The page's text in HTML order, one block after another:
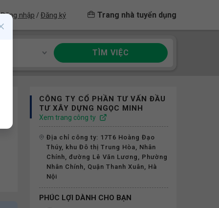
Đăng nhập / Đăng ký Trang nhà tuyển dụng
TÌM VIỆC
CÔNG TY CỔ PHẦN TƯ VẤN ĐẦU
TƯ XÂY DỰNG NGỌC MINH
Xem trang công ty
Địa chỉ công ty: 17T6 Hoàng Đạo
Thúy, khu Đô thị Trung Hòa, Nhân
Chính, đường Lê Văn Lương, Phường
Nhân Chính, Quận Thanh Xuân, Hà
Nội
PHÚC LỢI DÀNH CHO BẠN